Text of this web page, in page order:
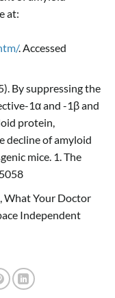
at:
. Accessed
By suppressing the
1α and -1β and
protein,
decline of amyloid
mice. 1. The
What Your Doctor
Independent